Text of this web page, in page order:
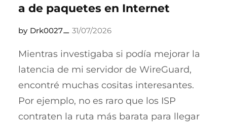
a de paquetes en Internet
Drk0027 31/07/2026
Mientras investigaba si podía mejorar la
latencia de mi servidor de WireGuard,
encontré muchas cositas interesantes.
Por ejemplo, no es raro que los ISP
contraten la ruta más barata para llegar